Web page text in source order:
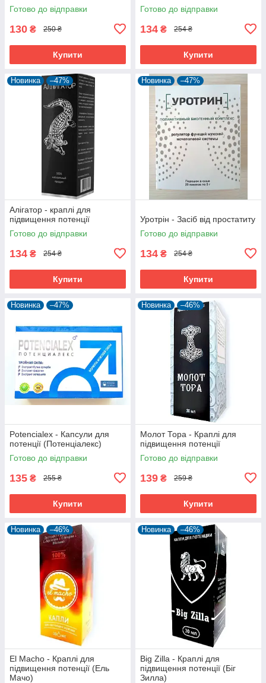
Готово до відправки
130 ₴ 250 ₴
Купити
Готово до відправки
134 ₴ 254 ₴
Купити
Новинка –47%
Алігатор - краплі для
підвищення потенції
Готово до відправки
134 ₴ 254 ₴
Купити
Новинка –47%
Уротрін - Засіб від простатиту
Готово до відправки
134 ₴ 254 ₴
Купити
Новинка –47%
Potencialex - Капсули для
потенції (Потенціалекс)
Готово до відправки
135 ₴ 255 ₴
Купити
Новинка –46%
Молот Тора - Краплі для
підвищення потенції
Готово до відправки
139 ₴ 259 ₴
Купити
Новинка –46%
El Macho - Краплі для
підвищення потенції (Ель
Мачо)
Новинка –46%
Big Zilla - Краплі для
підвищення потенції (Біг
Зилла)